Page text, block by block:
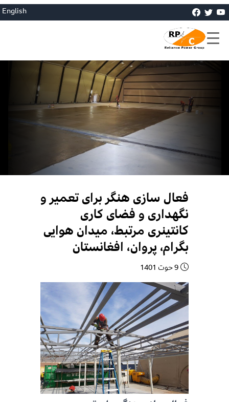
English
فعال سازی هنگر برای تعمیر و
نگهداری و فضای کاری
کانتینری مرتبط، میدان هوایی
بگرام، پروان، افغانستان
9 حوت 1401